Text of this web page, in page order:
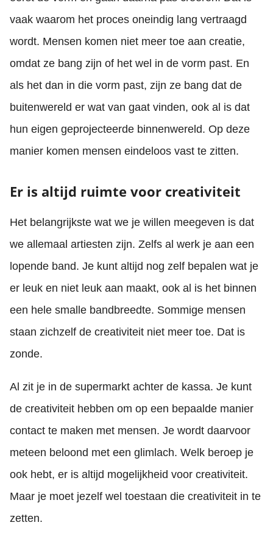
vaak waarom het proces oneindig lang vertraagd
wordt. Mensen komen niet meer toe aan creatie,
omdat ze bang zijn of het wel in de vorm past. En
als het dan in die vorm past, zijn ze bang dat de
buitenwereld er wat van gaat vinden, ook al is dat
hun eigen geprojecteerde binnenwereld. Op deze
manier komen mensen eindeloos vast te zitten.
Er is altijd ruimte voor creativiteit
Het belangrijkste wat we je willen meegeven is dat
we allemaal artiesten zijn. Zelfs al werk je aan een
lopende band. Je kunt altijd nog zelf bepalen wat je
er leuk en niet leuk aan maakt, ook al is het binnen
een hele smalle bandbreedte. Sommige mensen
staan zichzelf de creativiteit niet meer toe. Dat is
zonde.
Al zit je in de supermarkt achter de kassa. Je kunt
de creativiteit hebben om op een bepaalde manier
contact te maken met mensen. Je wordt daarvoor
meteen beloond met een glimlach. Welk beroep je
ook hebt, er is altijd mogelijkheid voor creativiteit.
Maar je moet jezelf wel toestaan die creativiteit in te
zetten.